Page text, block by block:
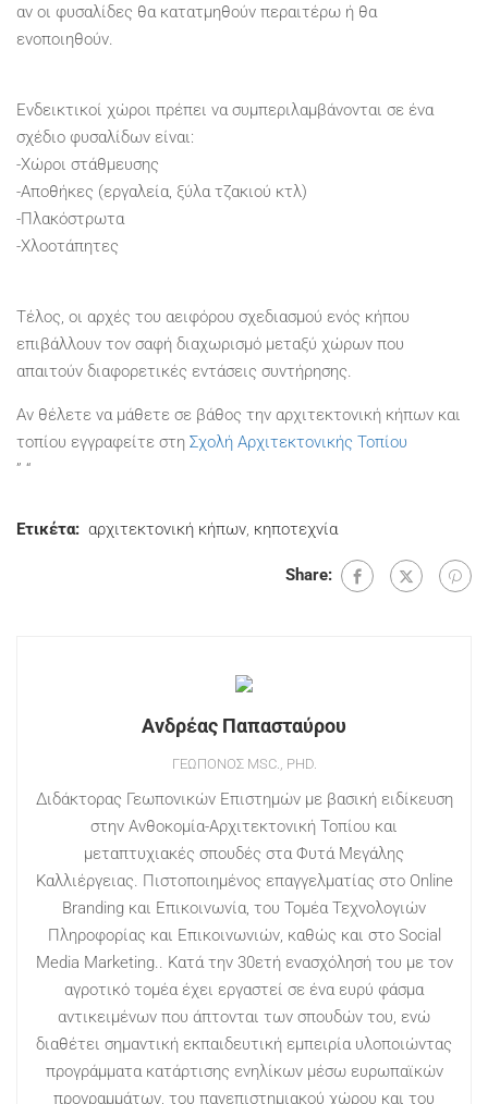
αν οι φυσαλίδες θα κατατμηθούν περαιτέρω ή θα
ενοποιηθούν.
Ενδεικτικοί χώροι πρέπει να συμπεριλαμβάνονται σε ένα
σχέδιο φυσαλίδων είναι:
-Χώροι στάθμευσης
-Αποθήκες (εργαλεία, ξύλα τζακιού κτλ)
-Πλακόστρωτα
-Χλοοτάπητες
Τέλος, οι αρχές του αειφόρου σχεδιασμού ενός κήπου
επιβάλλουν τον σαφή διαχωρισμό μεταξύ χώρων που
απαιτούν διαφορετικές εντάσεις συντήρησης.
Αν θέλετε να μάθετε σε βάθος την αρχιτεκτονική κήπων και
τοπίου εγγραφείτε στη Σχολή Αρχιτεκτονικής Τοπίου
” “
Ετικέτα: αρχιτεκτονική κήπων κηποτεχνία
Share:
Ανδρέας Παπασταύρου
ΓΕΩΠΌΝΟΣ MSC., PHD.
Διδάκτορας Γεωπονικών Επιστημών με βασική ειδίκευση
στην Ανθοκομία-Αρχιτεκτονική Τοπίου και
μεταπτυχιακές σπουδές στα Φυτά Μεγάλης
Καλλιέργειας. Πιστοποιημένος επαγγελματίας στο Online
Branding και Επικοινωνία, του Τομέα Τεχνολογιών
Πληροφορίας και Επικοινωνιών, καθώς και στο Social
Media Marketing.. Κατά την 30ετή ενασχόλησή του με τον
αγροτικό τομέα έχει εργαστεί σε ένα ευρύ φάσμα
αντικειμένων που άπτονται των σπουδών του, ενώ
διαθέτει σημαντική εκπαιδευτική εμπειρία υλοποιώντας
προγράμματα κατάρτισης ενηλίκων μέσω ευρωπαϊκών
προγραμμάτων, του πανεπιστημιακού χώρου και του